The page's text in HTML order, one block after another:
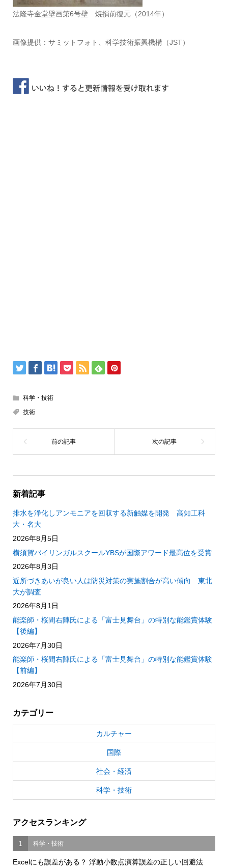
法隆寺金堂壁画第6号壁 焼損前復元（2014年）
画像提供：サミットフォト、科学技術振興機構（JST）
科学・技術
技術
新着記事
排水を浄化しアンモニアを回収する新触媒を開発 高知工科
大・名大
2026年8月5日
横須賀バイリンガルスクールYBSが国際アワード最高位を受賞
2026年8月3日
近所づきあいが良い人は防災対策の実施割合が高い傾向 東北
大が調査
2026年8月1日
能楽師・桜間右陣氏による「富士見舞台」の特別な能鑑賞体験
【後編】
2026年7月30日
能楽師・桜間右陣氏による「富士見舞台」の特別な能鑑賞体験
【前編】
2026年7月30日
カテゴリー
カルチャー
国際
社会・経済
科学・技術
アクセスランキング
1 科学・技術
Excelにも誤差がある？ 浮動小数点演算誤差の正しい回避法